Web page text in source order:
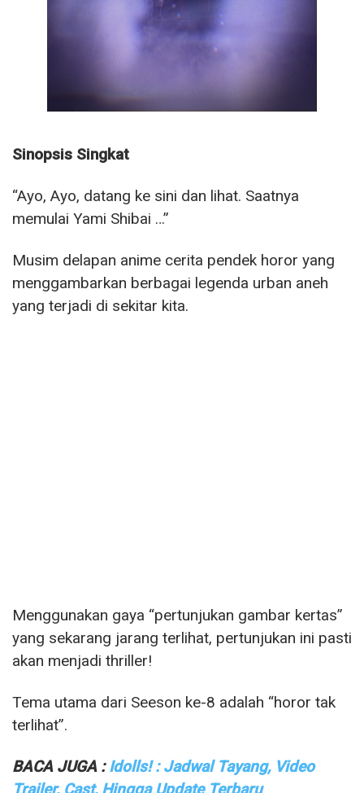
Sinopsis Singkat
“Ayo, Ayo, datang ke sini dan lihat. Saatnya
memulai Yami Shibai …”
Musim delapan anime cerita pendek horor yang
menggambarkan berbagai legenda urban aneh
yang terjadi di sekitar kita.
Menggunakan gaya “pertunjukan gambar kertas”
yang sekarang jarang terlihat, pertunjukan ini pasti
akan menjadi thriller!
Tema utama dari Seeson ke-8 adalah “horor tak
terlihat”.
BACA JUGA :Idolls! : Jadwal Tayang, Video